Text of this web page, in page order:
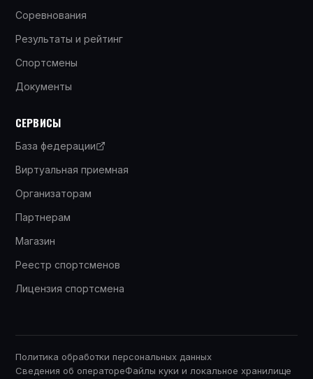
Соревнования
Результаты и рейтинг
Спортсмены
Документы
СЕРВИСЫ
База федерации
Виртуальная приемная
Организаторам
Партнерам
Магазин
Реестр спортсменов
Лицензия спортсмена
Политика обработки персональных данных
Сведения об оператореФайлы куки и локальное хранилище